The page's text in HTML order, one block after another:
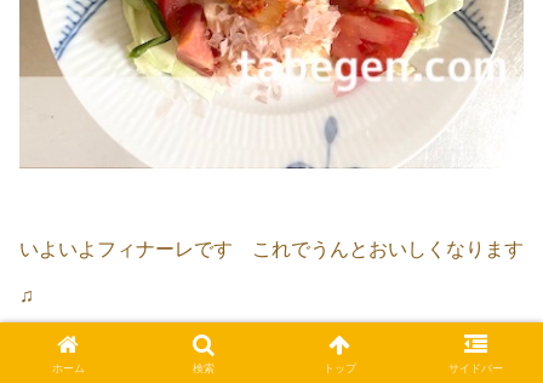
いよいよフィナーレです これでうんとおいしくなります
♫
ホーム 検索 トップ サイドバー